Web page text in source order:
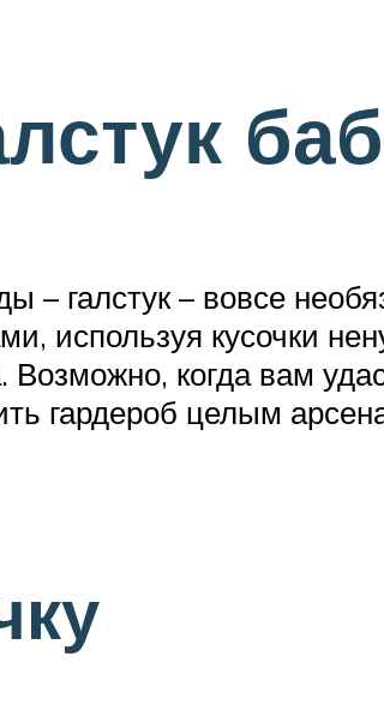
галстук – вовсе
используя кусочки
Возможно, когда вам
гардероб целым